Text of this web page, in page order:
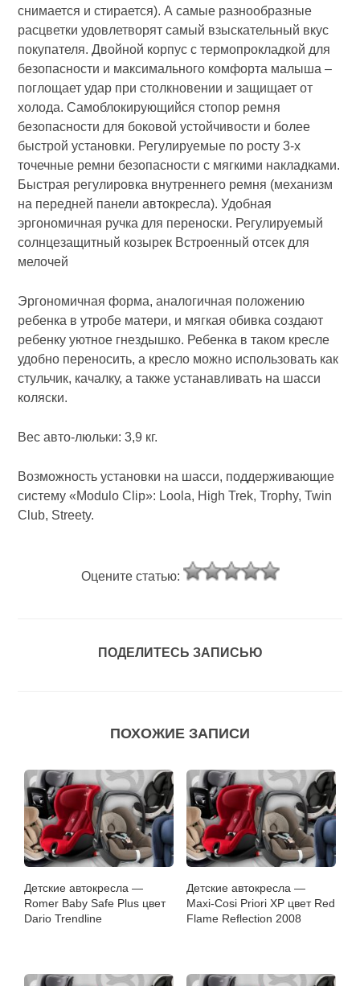
снимается и стирается). А самые разнообразные
расцветки удовлетворят самый взыскательный вкус
покупателя. Двойной корпус с термопрокладкой для
безопасности и максимального комфорта малыша –
поглощает удар при столкновении и защищает от
холода. Самоблокирующийся стопор ремня
безопасности для боковой устойчивости и более
быстрой установки. Регулируемые по росту 3-х
точечные ремни безопасности с мягкими накладками.
Быстрая регулировка внутреннего ремня (механизм
на передней панели автокресла). Удобная
эргономичная ручка для переноски. Регулируемый
солнцезащитный козырек Встроенный отсек для
мелочей
Эргономичная форма, аналогичная положению
ребенка в утробе матери, и мягкая обивка создают
ребенку уютное гнездышко. Ребенка в таком кресле
удобно переносить, а кресло можно использовать как
стульчик, качалку, а также устанавливать на шасси
коляски.
Вес авто-люльки: 3,9 кг.
Возможность установки на шасси, поддерживающие
систему «Modulo Clip»: Loola, High Trek, Trophy, Twin
Club, Streety.
Оцените статью:
ПОДЕЛИТЕСЬ ЗАПИСЬЮ
ПОХОЖИЕ ЗАПИСИ
Детские автокресла —
Romer Baby Safe Plus цвет
Dario Trendline
Детские автокресла —
Maxi-Cosi Priori XP цвет Red
Flame Reflection 2008